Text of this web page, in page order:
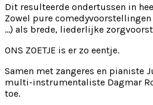
Dit resulteerde ondertussen in
Zowel pure
…) als brede, liederlijke
ONS ZOETJE is er zo eentje.
Samen met zangeres en pianiste
multi-instrumentaliste Dagmar
toe.